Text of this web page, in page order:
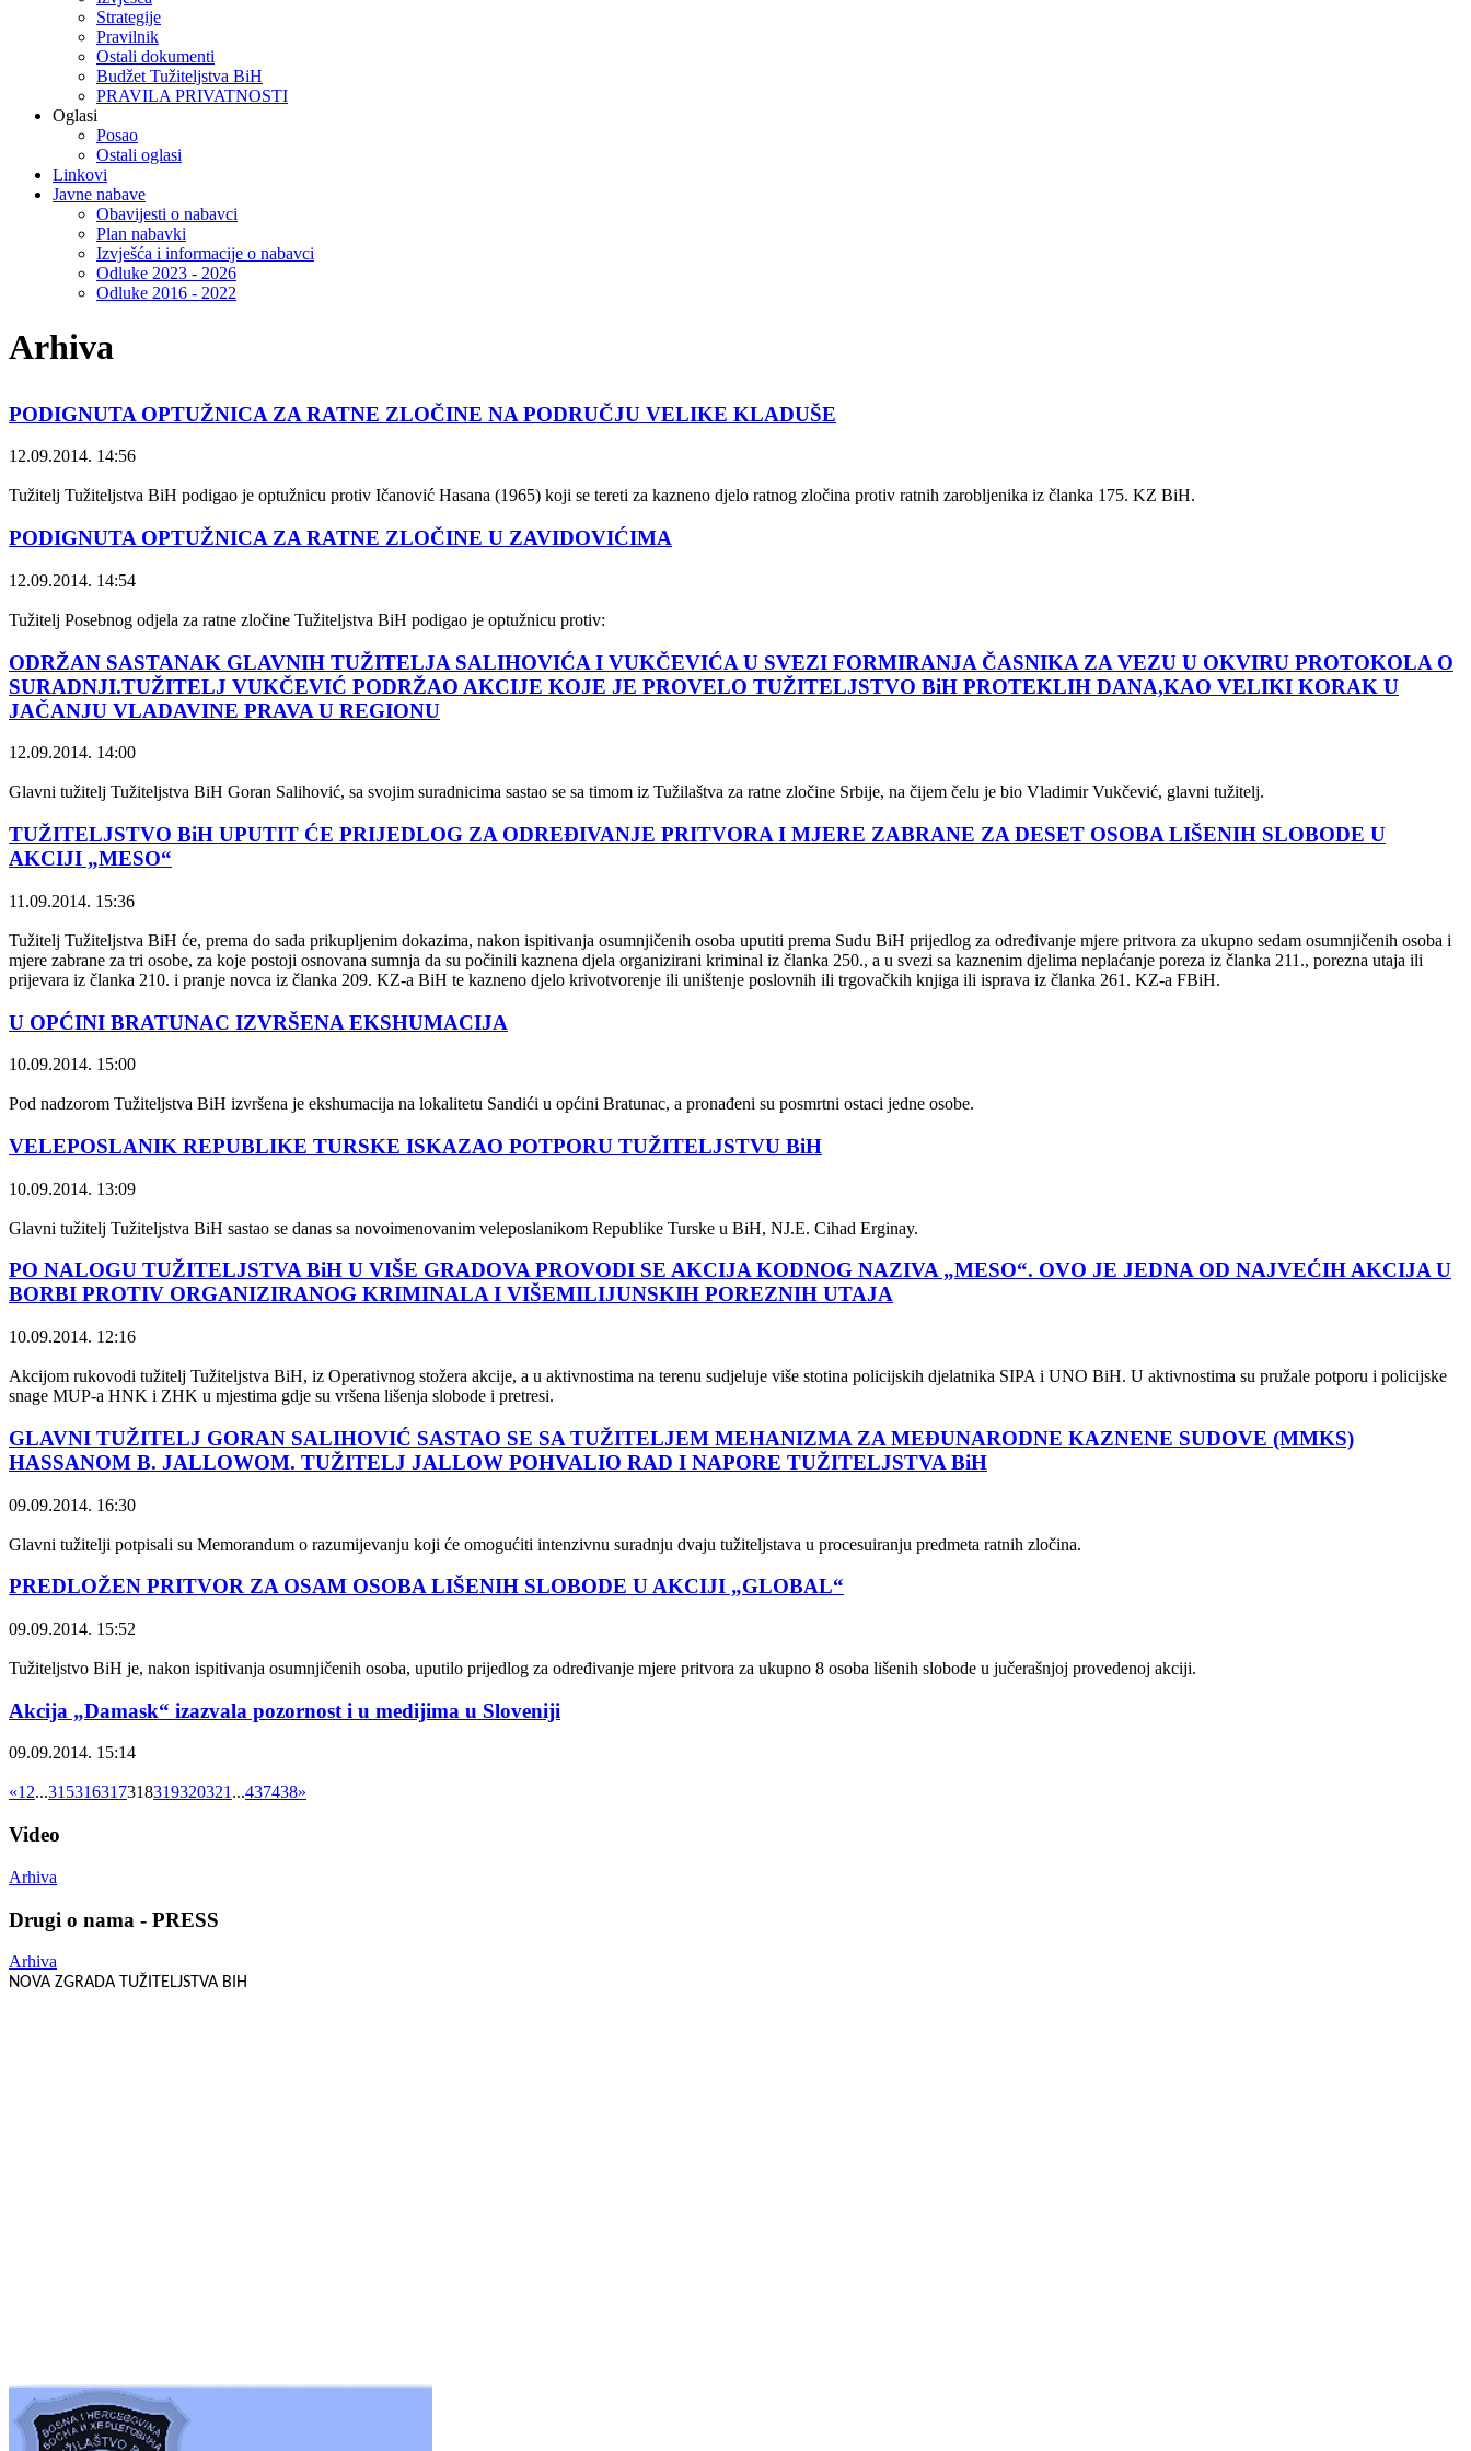
Strategije
Pravilnik
Ostali dokumenti
Budžet Tužiteljstva BiH
PRAVILA PRIVATNOSTI
Oglasi
Posao
Ostali oglasi
Linkovi
Javne nabave
Obavijesti o nabavci
Plan nabavki
Izvješća i informacije o nabavci
Odluke 2023 - 2026
Odluke 2016 - 2022
Arhiva
PODIGNUTA OPTUŽNICA ZA RATNE ZLOČINE NA PODRUČJU VELIKE KLADUŠE
12.09.2014. 14:56
Tužitelj Tužiteljstva BiH podigao je optužnicu protiv Ičanović Hasana (1965) koji se tereti za kazneno djelo ratnog zločina protiv ratnih zarobljenika iz članka 175. KZ BiH.
PODIGNUTA OPTUŽNICA ZA RATNE ZLOČINE U ZAVIDOVIĆIMA
12.09.2014. 14:54
Tužitelj Posebnog odjela za ratne zločine Tužiteljstva BiH podigao je optužnicu protiv:
ODRŽAN SASTANAK GLAVNIH TUŽITELJA SALIHOVIĆA I VUKČEVIĆA U SVEZI FORMIRANJA ČASNIKA ZA VEZU U OKVIRU PROTOKOLA O
SURADNJI.TUŽITELJ VUKČEVIĆ PODRŽAO AKCIJE KOJE JE PROVELO TUŽITELJSTVO BiH PROTEKLIH DANA,KAO VELIKI KORAK U
JAČANJU VLADAVINE PRAVA U REGIONU
12.09.2014. 14:00
Glavni tužitelj Tužiteljstva BiH Goran Salihović, sa svojim suradnicima sastao se sa timom iz Tužilaštva za ratne zločine Srbije, na čijem čelu je bio Vladimir Vukčević, glavni tužitelj.
TUŽITELJSTVO BiH UPUTIT ĆE PRIJEDLOG ZA ODREĐIVANJE PRITVORA I MJERE ZABRANE ZA DESET OSOBA LIŠENIH SLOBODE U
AKCIJI „MESO“
11.09.2014. 15:36
Tužitelj Tužiteljstva BiH će, prema do sada prikupljenim dokazima, nakon ispitivanja osumnjičenih osoba uputiti prema Sudu BiH prijedlog za određivanje mjere pritvora za ukupno sedam osumnjičenih osoba i
mjere zabrane za tri osobe, za koje postoji osnovana sumnja da su počinili kaznena djela organizirani kriminal iz članka 250., a u svezi sa kaznenim djelima neplaćanje poreza iz članka 211., porezna utaja ili
prijevara iz članka 210. i pranje novca iz članka 209. KZ-a BiH te kazneno djelo krivotvorenje ili uništenje poslovnih ili trgovačkih knjiga ili isprava iz članka 261. KZ-a FBiH.
U OPĆINI BRATUNAC IZVRŠENA EKSHUMACIJA
10.09.2014. 15:00
Pod nadzorom Tužiteljstva BiH izvršena je ekshumacija na lokalitetu Sandići u općini Bratunac, a pronađeni su posmrtni ostaci jedne osobe.
VELEPOSLANIK REPUBLIKE TURSKE ISKAZAO POTPORU TUŽITELJSTVU BiH
10.09.2014. 13:09
Glavni tužitelj Tužiteljstva BiH sastao se danas sa novoimenovanim veleposlanikom Republike Turske u BiH, NJ.E. Cihad Erginay.
PO NALOGU TUŽITELJSTVA BiH U VIŠE GRADOVA PROVODI SE AKCIJA KODNOG NAZIVA „MESO“. OVO JE JEDNA OD NAJVEĆIH AKCIJA U
BORBI PROTIV ORGANIZIRANOG KRIMINALA I VIŠEMILIJUNSKIH POREZNIH UTAJA
10.09.2014. 12:16
Akcijom rukovodi tužitelj Tužiteljstva BiH, iz Operativnog stožera akcije, a u aktivnostima na terenu sudjeluje više stotina policijskih djelatnika SIPA i UNO BiH. U aktivnostima su pružale potporu i policijske
snage MUP-a HNK i ZHK u mjestima gdje su vršena lišenja slobode i pretresi.
GLAVNI TUŽITELJ GORAN SALIHOVIĆ SASTAO SE SA TUŽITELJEM MEHANIZMA ZA MEĐUNARODNE KAZNENE SUDOVE (MMKS)
HASSANOM B. JALLOWОМ. TUŽITELJ JALLOW POHVALIO RAD I NAPORE TUŽITELJSTVA BiH
09.09.2014. 16:30
Glavni tužitelji potpisali su Memorandum o razumijevanju koji će omogućiti intenzivnu suradnju dvaju tužiteljstava u procesuiranju predmeta ratnih zločina.
PREDLOŽEN PRITVOR ZA OSAM OSOBA LIŠENIH SLOBODE U AKCIJI „GLOBAL“
09.09.2014. 15:52
Tužiteljstvo BiH je, nakon ispitivanja osumnjičenih osoba, uputilo prijedlog za određivanje mjere pritvora za ukupno 8 osoba lišenih slobode u jučerašnjoj provedenoj akciji.
Akcija „Damask“ izazvala pozornost i u medijima u Sloveniji
09.09.2014. 15:14
«12...315316317318319320321...437438»
Video
Arhiva
Drugi o nama - PRESS
Arhiva
NOVA ZGRADA TUŽITELJSTVA BIH